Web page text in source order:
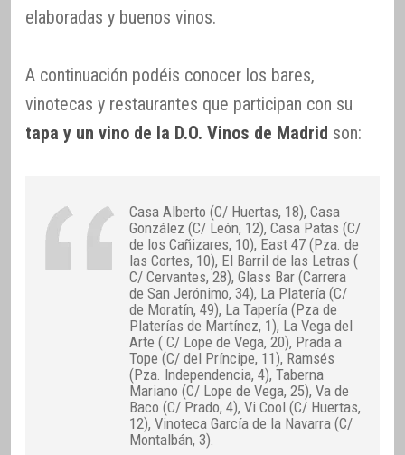
elaboradas y buenos vinos.
A continuación podéis conocer los bares,
vinotecas y restaurantes que participan con su
tapa y un vino de la D.O. Vinos de Madrid son:
Casa Alberto (C/ Huertas, 18), Casa
González (C/ León, 12), Casa Patas (C/
de los Cañizares, 10), East 47 (Pza. de
las Cortes, 10), El Barril de las Letras (
C/ Cervantes, 28), Glass Bar (Carrera
de San Jerónimo, 34), La Platería (C/
de Moratín, 49), La Tapería (Pza de
Platerías de Martínez, 1), La Vega del
Arte ( C/ Lope de Vega, 20), Prada a
Tope (C/ del Príncipe, 11), Ramsés
(Pza. Independencia, 4), Taberna
Mariano (C/ Lope de Vega, 25), Va de
Baco (C/ Prado, 4), Vi Cool (C/ Huertas,
12), Vinoteca García de la Navarra (C/
Montalbán, 3).